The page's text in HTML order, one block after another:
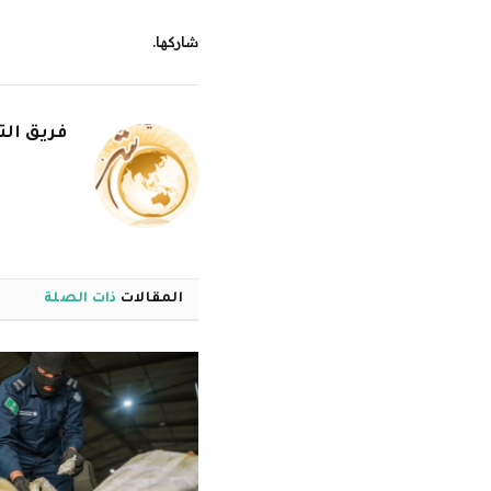
شاركها.
فريق
المقالات ذات الصلة